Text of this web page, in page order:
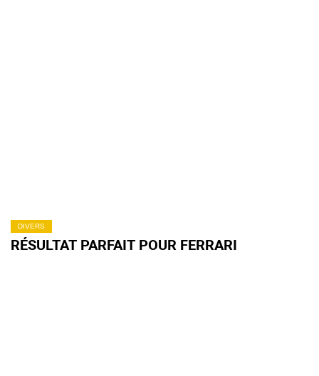
DIVERS
RÉSULTAT PARFAIT POUR FERRARI